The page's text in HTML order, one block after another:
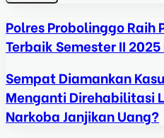
Polres Probolinggo Raih
Terbaik Semester II
Sempat Diamankan
Menganti Direhabilitasi
Narkoba Janjikan Uang?